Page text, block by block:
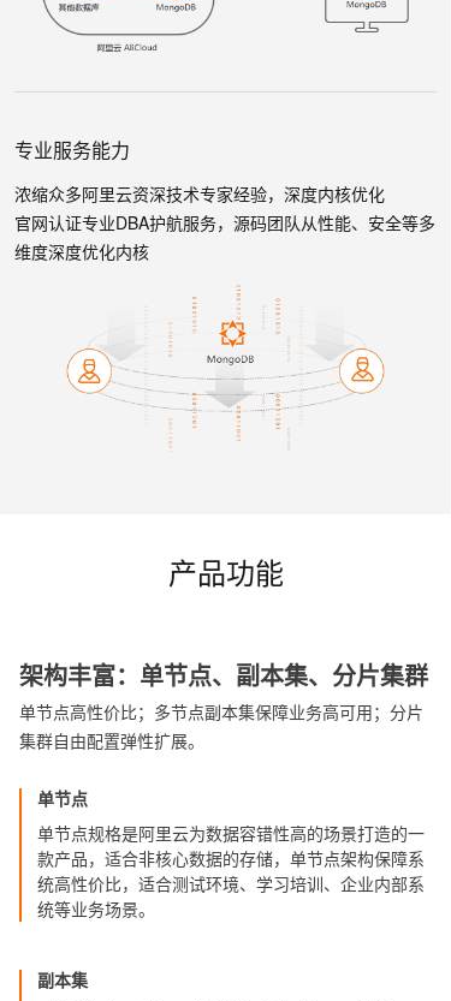
专业服务能力
浓缩众多阿里云资深技术专家经验，深度内核优化
官网认证专业DBA护航服务，源码团队从性能、安全等多
维度深度优化内核
产品功能
架构丰富：单节点、副本集、分片集群
单节点高性价比；多节点副本集保障业务高可用；分片
集群自由配置弹性扩展。
单节点
单节点规格是阿里云为数据容错性高的场景打造的一
款产品，适合非核心数据的存储，单节点架构保障系
统高性价比，适合测试环境、学习培训、企业内部系
统等业务场景。
副本集